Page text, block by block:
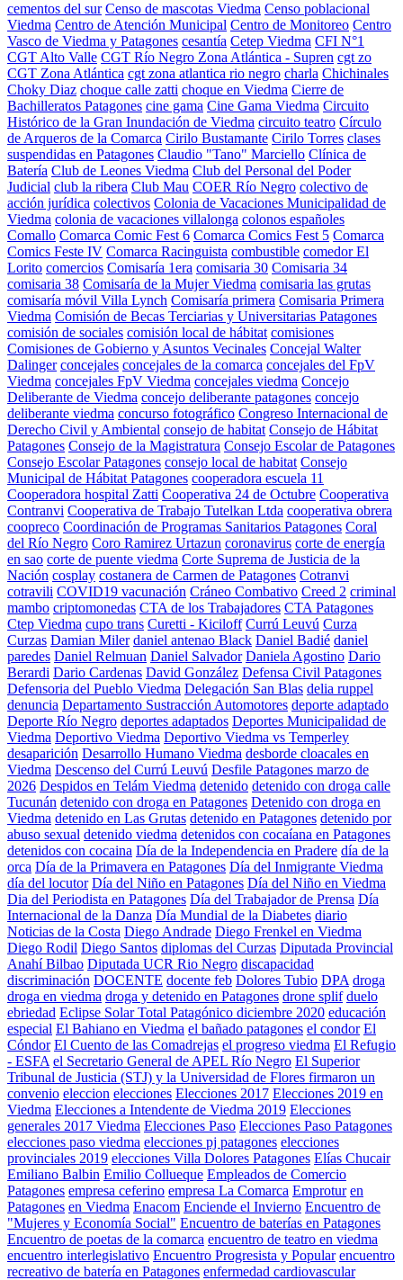
cementos del sur Censo de mascotas Viedma Censo poblacional
Viedma Centro de Atención Municipal Centro de Monitoreo Centro
Vasco de Viedma y Patagones cesantía Cetep Viedma CFI N°1
CGT Alto Valle CGT Río Negro Zona Atlántica - Supren cgt zo
CGT Zona Atlántica cgt zona atlantica rio negro charla Chichinales
Choky Diaz choque calle zatti choque en Viedma Cierre de
Bachilleratos Patagones cine gama Cine Gama Viedma Circuito
Histórico de la Gran Inundación de Viedma circuito teatro Círculo
de Arqueros de la Comarca Cirilo Bustamante Cirilo Torres clases
suspendidas en Patagones Claudio "Tano" Marciello Clínica de
Batería Club de Leones Viedma Club del Personal del Poder
Judicial club la ribera Club Mau COER Río Negro colectivo de
acción jurídica colectivos Colonia de Vacaciones Municipalidad de
Viedma colonia de vacaciones villalonga colonos españoles
Comallo Comarca Comic Fest 6 Comarca Comics Fest 5 Comarca
Comics Feste IV Comarca Racinguista combustible comedor El
Lorito comercios Comisaría 1era comisaria 30 Comisaria 34
comisaria 38 Comisaría de la Mujer Viedma comisaria las grutas
comisaría móvil Villa Lynch Comisaría primera Comisaria Primera
Viedma Comisión de Becas Terciarias y Universitarias Patagones
comisión de sociales comisión local de hábitat comisiones
Comisiones de Gobierno y Asuntos Vecinales Concejal Walter
Dalinger concejales concejales de la comarca concejales del FpV
Viedma concejales FpV Viedma concejales viedma Concejo
Deliberante de Viedma concejo deliberante patagones concejo
deliberante viedma concurso fotográfico Congreso Internacional de
Derecho Civil y Ambiental consejo de habitat Consejo de Hábitat
Patagones Consejo de la Magistratura Consejo Escolar de Patagones
Consejo Escolar Patagones consejo local de habitat Consejo
Municipal de Hábitat Patagones cooperadora escuela 11
Cooperadora hospital Zatti Cooperativa 24 de Octubre Cooperativa
Contranvi Cooperativa de Trabajo Tutelkan Ltda cooperativa obrera
coopreco Coordinación de Programas Sanitarios Patagones Coral
del Río Negro Coro Ramirez Urtazun coronavirus corte de energía
en sao corte de puente viedma Corte Suprema de Justicia de la
Nación cosplay costanera de Carmen de Patagones Cotranvi
cotravili COVID19 vacunación Cráneo Combativo Creed 2 criminal
mambo criptomonedas CTA de los Trabajadores CTA Patagones
Ctep Viedma cupo trans Curetti - Kiciloff Currú Leuvú Curza
Curzas Damian Miler daniel antenao Black Daniel Badié daniel
paredes Daniel Relmuan Daniel Salvador Daniela Agostino Dario
Berardi Dario Cardenas David González Defensa Civil Patagones
Defensoria del Pueblo Viedma Delegación San Blas delia ruppel
denuncia Departamento Sustracción Automotores deporte adaptado
Deporte Río Negro deportes adaptados Deportes Municipalidad de
Viedma Deportivo Viedma Deportivo Viedma vs Temperley
desaparición Desarrollo Humano Viedma desborde cloacales en
Viedma Descenso del Currú Leuvú Desfile Patagones marzo de
2026 Despidos en Telám Viedma detenido detenido con droga calle
Tucunán detenido con droga en Patagones Detenido con droga en
Viedma detenido en Las Grutas detenido en Patagones detenido por
abuso sexual detenido viedma detenidos con cocaíana en Patagones
detenidos con cocaina Día de la Independencia en Pradere día de la
orca Día de la Primavera en Patagones Día del Inmigrante Viedma
día del locutor Día del Niño en Patagones Día del Niño en Viedma
Dia del Periodista en Patagones Día del Trabajador de Prensa Día
Internacional de la Danza Día Mundial de la Diabetes diario
Noticias de la Costa Diego Andrade Diego Frenkel en Viedma
Diego Rodil Diego Santos diplomas del Curzas Diputada Provincial
Anahí Bilbao Diputada UCR Rio Negro discapacidad
discriminación DOCENTE docente feb Dolores Tubio DPA droga
droga en viedma droga y detenido en Patagones drone splif duelo
ebriedad Eclipse Solar Total Patagónico diciembre 2020 educación
especial El Bahiano en Viedma el bañado patagones el condor El
Cóndor El Cuento de las Comadrejas el progreso viedma El Refugio
- ESFA el Secretario General de APEL Río Negro El Superior
Tribunal de Justicia (STJ) y la Universidad de Flores firmaron un
convenio eleccion elecciones Elecciones 2017 Elecciones 2019 en
Viedma Elecciones a Intendente de Viedma 2019 Elecciones
generales 2017 Viedma Elecciones Paso Elecciones Paso Patagones
elecciones paso viedma elecciones pj patagones elecciones
provinciales 2019 elecciones Villa Dolores Patagones Elías Chucair
Emiliano Balbin Emilio Collueque Empleados de Comercio
Patagones empresa ceferino empresa La Comarca Emprotur en
Patagones en Viedma Enacom Enciende el Invierno Encuentro de
"Mujeres y Economía Social" Encuentro de baterías en Patagones
Encuentro de poetas de la comarca encuentro de teatro en viedma
encuentro interlegislativo Encuentro Progresista y Popular encuentro
recreativo de batería en Patagones enfermedad cardiovascular